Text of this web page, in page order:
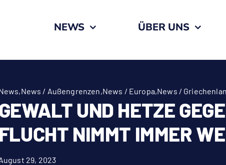
NEWS ÜBER UNS
,News / Außengrenzen,News / Europa,News /
UND HETZE
FLUCHT NIMMT IMMER
29, 2023